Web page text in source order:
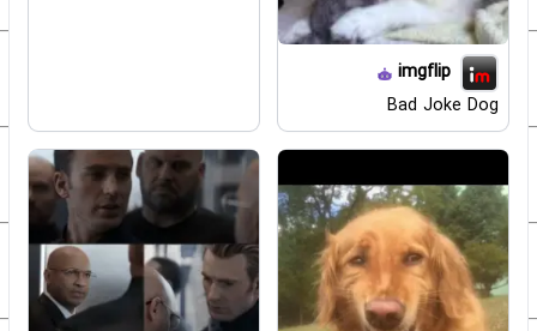
imgflip
Bad Joke Dog